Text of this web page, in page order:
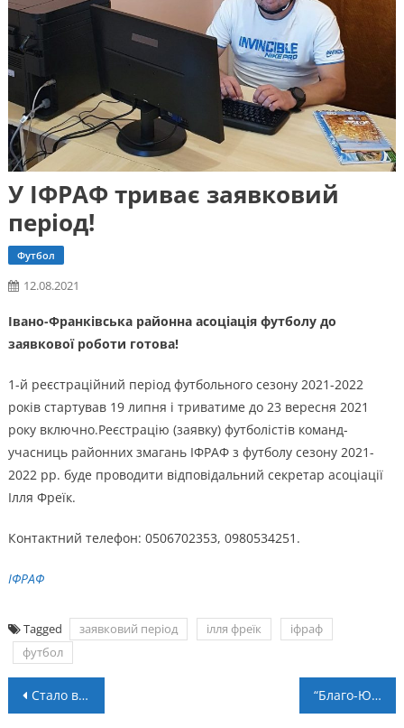
У ІФРАФ триває заявковий
період!
Футбол
12.08.2021
Івано-Франківська районна асоціація футболу до
заявкової роботи готова!
1-й реєстраційний період футбольного сезону 2021-2022
років стартував 19 липня і триватиме до 23 вересня 2021
року включно.Реєстрацію (заявку) футболістів команд-
учасниць районних змагань ІФРАФ з футболу сезону 2021-
2022 рр. буде проводити відповідальний секретар асоціації
Ілля Фреїк.
Контактний телефон: 0506702353, 0980534251.
ІФРАФ
Tagged заявковий період ілля фреїк
іфраф
футбол
Навігація
Стало відомо, скільки зароблять клуби Першої ліги на продажі телеправ каналам Футбол “Благо-Юність” – переможець Кубка КРАФ!